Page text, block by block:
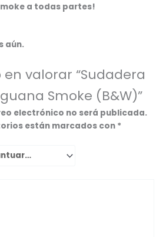
a todas partes!
aún.
valorar “Sudadera
Smoke (B&W)”
electrónico no será publicada.
están marcados con *